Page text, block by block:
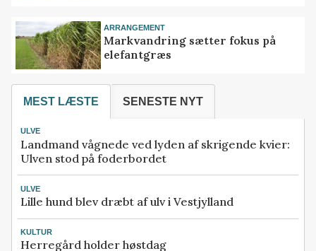
ARRANGEMENT
Markvandring sætter fokus på
elefantgræs
MEST LÆSTE SENESTE NYT
ULVE
Landmand vågnede ved lyden af skrigende kvier:
Ulven stod på foderbordet
ULVE
Lille hund blev dræbt af ulv i Vestjylland
KULTUR
Herregård holder høstdag